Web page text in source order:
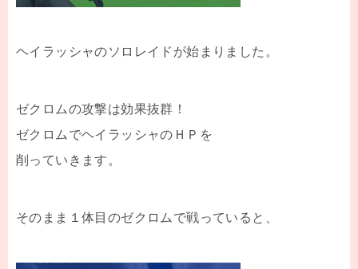
ヘイラッシャのソロレイドが始まりました。
ゼクロムの攻撃は効果抜群！
ゼクロムでヘイラッシャのＨＰを
削っていきます。
そのまま１体目のゼクロムで戦っていると、